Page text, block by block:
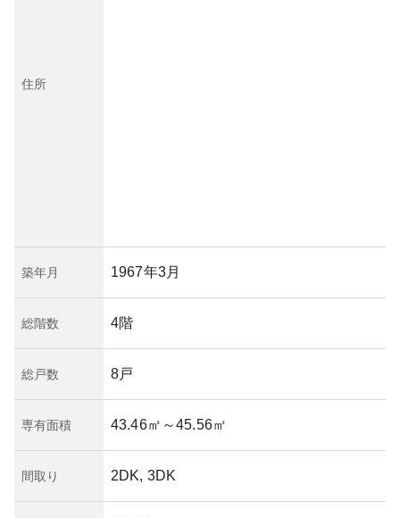
住所
築年月 1967年3月
総階数 4階
総戸数 8戸
専有面積 43.46㎡ ～45.56㎡
間取り 2DK, 3DK